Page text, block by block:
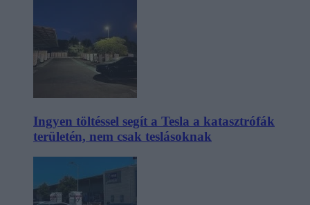
Ingyen töltéssel segít a Tesla a katasztrófák
területén, nem csak teslásoknak